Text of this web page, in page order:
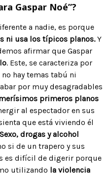
Gaspar Noé”?
a nadie, es porque
ni usa los típicos planos.Y
afirmar que Gaspar
. Este, se caracteriza por
no hay temas tabú ni
por muy desagradables
primeros planos
al espectador en sus
que está viviendo él
Sexo, drogas y alcohol
si de un trapero y sus
es difícil de digerir porque
utilizando la violencia